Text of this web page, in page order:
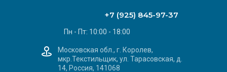
+7 (925) 845-97-37
Пн - Пт: 10:00 - 18:00
Московская обл., г. Королев,
мкр.Текстильщик, ул. Тарасовская, д.
14, Россия, 141068